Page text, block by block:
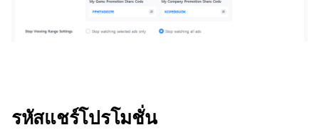
รหัสแชร์โปรโมชั่น